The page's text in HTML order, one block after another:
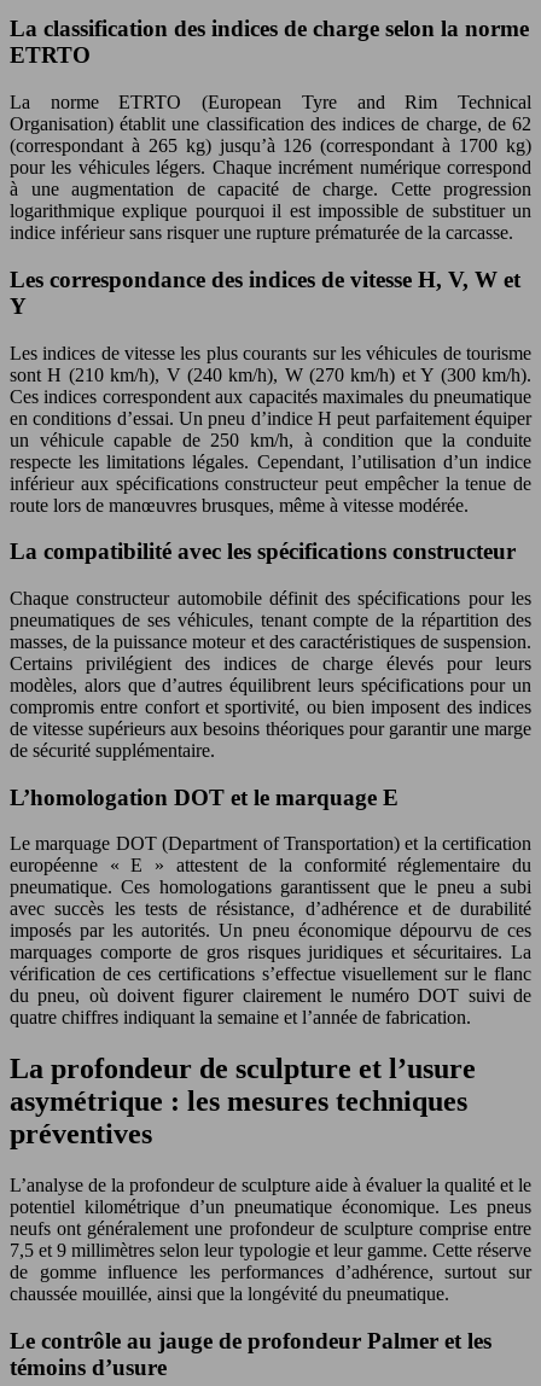
La classification des indices de charge selon la norme
ETRTO
La norme ETRTO (European Tyre and Rim Technical
Organisation) établit une classification des indices de charge, de 62
(correspondant à 265 kg) jusqu’à 126 (correspondant à 1700 kg)
pour les véhicules légers. Chaque incrément numérique correspond
à une augmentation de capacité de charge. Cette progression
logarithmique explique pourquoi il est impossible de substituer un
indice inférieur sans risquer une rupture prématurée de la carcasse.
Les correspondance des indices de vitesse H, V, W et
Y
Les indices de vitesse les plus courants sur les véhicules de tourisme
sont H (210 km/h), V (240 km/h), W (270 km/h) et Y (300 km/h).
Ces indices correspondent aux capacités maximales du pneumatique
en conditions d’essai. Un pneu d’indice H peut parfaitement équiper
un véhicule capable de 250 km/h, à condition que la conduite
respecte les limitations légales. Cependant, l’utilisation d’un indice
inférieur aux spécifications constructeur peut empêcher la tenue de
route lors de manœuvres brusques, même à vitesse modérée.
La compatibilité avec les spécifications constructeur
Chaque constructeur automobile définit des spécifications pour les
pneumatiques de ses véhicules, tenant compte de la répartition des
masses, de la puissance moteur et des caractéristiques de suspension.
Certains privilégient des indices de charge élevés pour leurs
modèles, alors que d’autres équilibrent leurs spécifications pour un
compromis entre confort et sportivité, ou bien imposent des indices
de vitesse supérieurs aux besoins théoriques pour garantir une marge
de sécurité supplémentaire.
L’homologation DOT et le marquage E
Le marquage DOT (Department of Transportation) et la certification
européenne « E » attestent de la conformité réglementaire du
pneumatique. Ces homologations garantissent que le pneu a subi
avec succès les tests de résistance, d’adhérence et de durabilité
imposés par les autorités. Un pneu économique dépourvu de ces
marquages comporte de gros risques juridiques et sécuritaires. La
vérification de ces certifications s’effectue visuellement sur le flanc
du pneu, où doivent figurer clairement le numéro DOT suivi de
quatre chiffres indiquant la semaine et l’année de fabrication.
La profondeur de sculpture et l’usure
asymétrique : les mesures techniques
préventives
L’analyse de la profondeur de sculpture aide à évaluer la qualité et le
potentiel kilométrique d’un pneumatique économique. Les pneus
neufs ont généralement une profondeur de sculpture comprise entre
7,5 et 9 millimètres selon leur typologie et leur gamme. Cette réserve
de gomme influence les performances d’adhérence, surtout sur
chaussée mouillée, ainsi que la longévité du pneumatique.
Le contrôle au jauge de profondeur Palmer et les
témoins d’usure